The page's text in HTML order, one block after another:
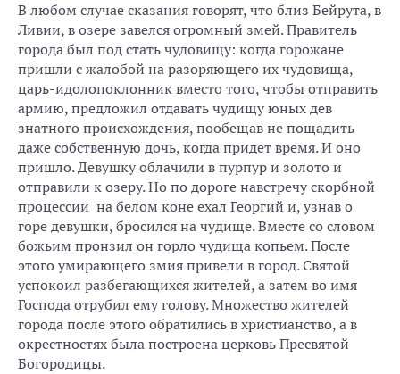
В любом случае сказания говорят, что близ Бейрута, в
Ливии, в озере завелся огромный змей. Правитель
города был под стать чудовищу: когда горожане
пришли с жалобой на разоряющего их чудовища,
царь-идолопоклонник вместо того, чтобы отправить
армию, предложил отдавать чудищу юных дев
знатного происхождения, пообещав не пощадить
даже собственную дочь, когда придет время. И оно
пришло. Девушку облачили в пурпур и золото и
отправили к озеру. Но по дороге навстречу скорбной
процессии на белом коне ехал Георгий и, узнав о
горе девушки, бросился на чудище. Вместе со словом
божьим пронзил он горло чудища копьем. После
этого умирающего змия привели в город. Святой
успокоил разбегающихся жителей, а затем во имя
Господа отрубил ему голову. Множество жителей
города после этого обратились в христианство, а в
окрестностях была построена церковь Пресвятой
Богородицы.